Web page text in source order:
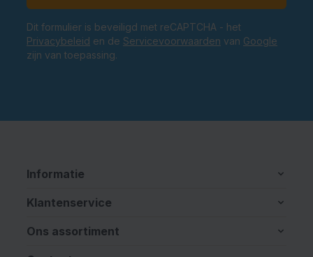
Dit formulier is beveiligd met reCAPTCHA - het
Privacybeleid en de Servicevoorwaarden van Google
zijn van toepassing.
Informatie
Klantenservice
Ons assortiment